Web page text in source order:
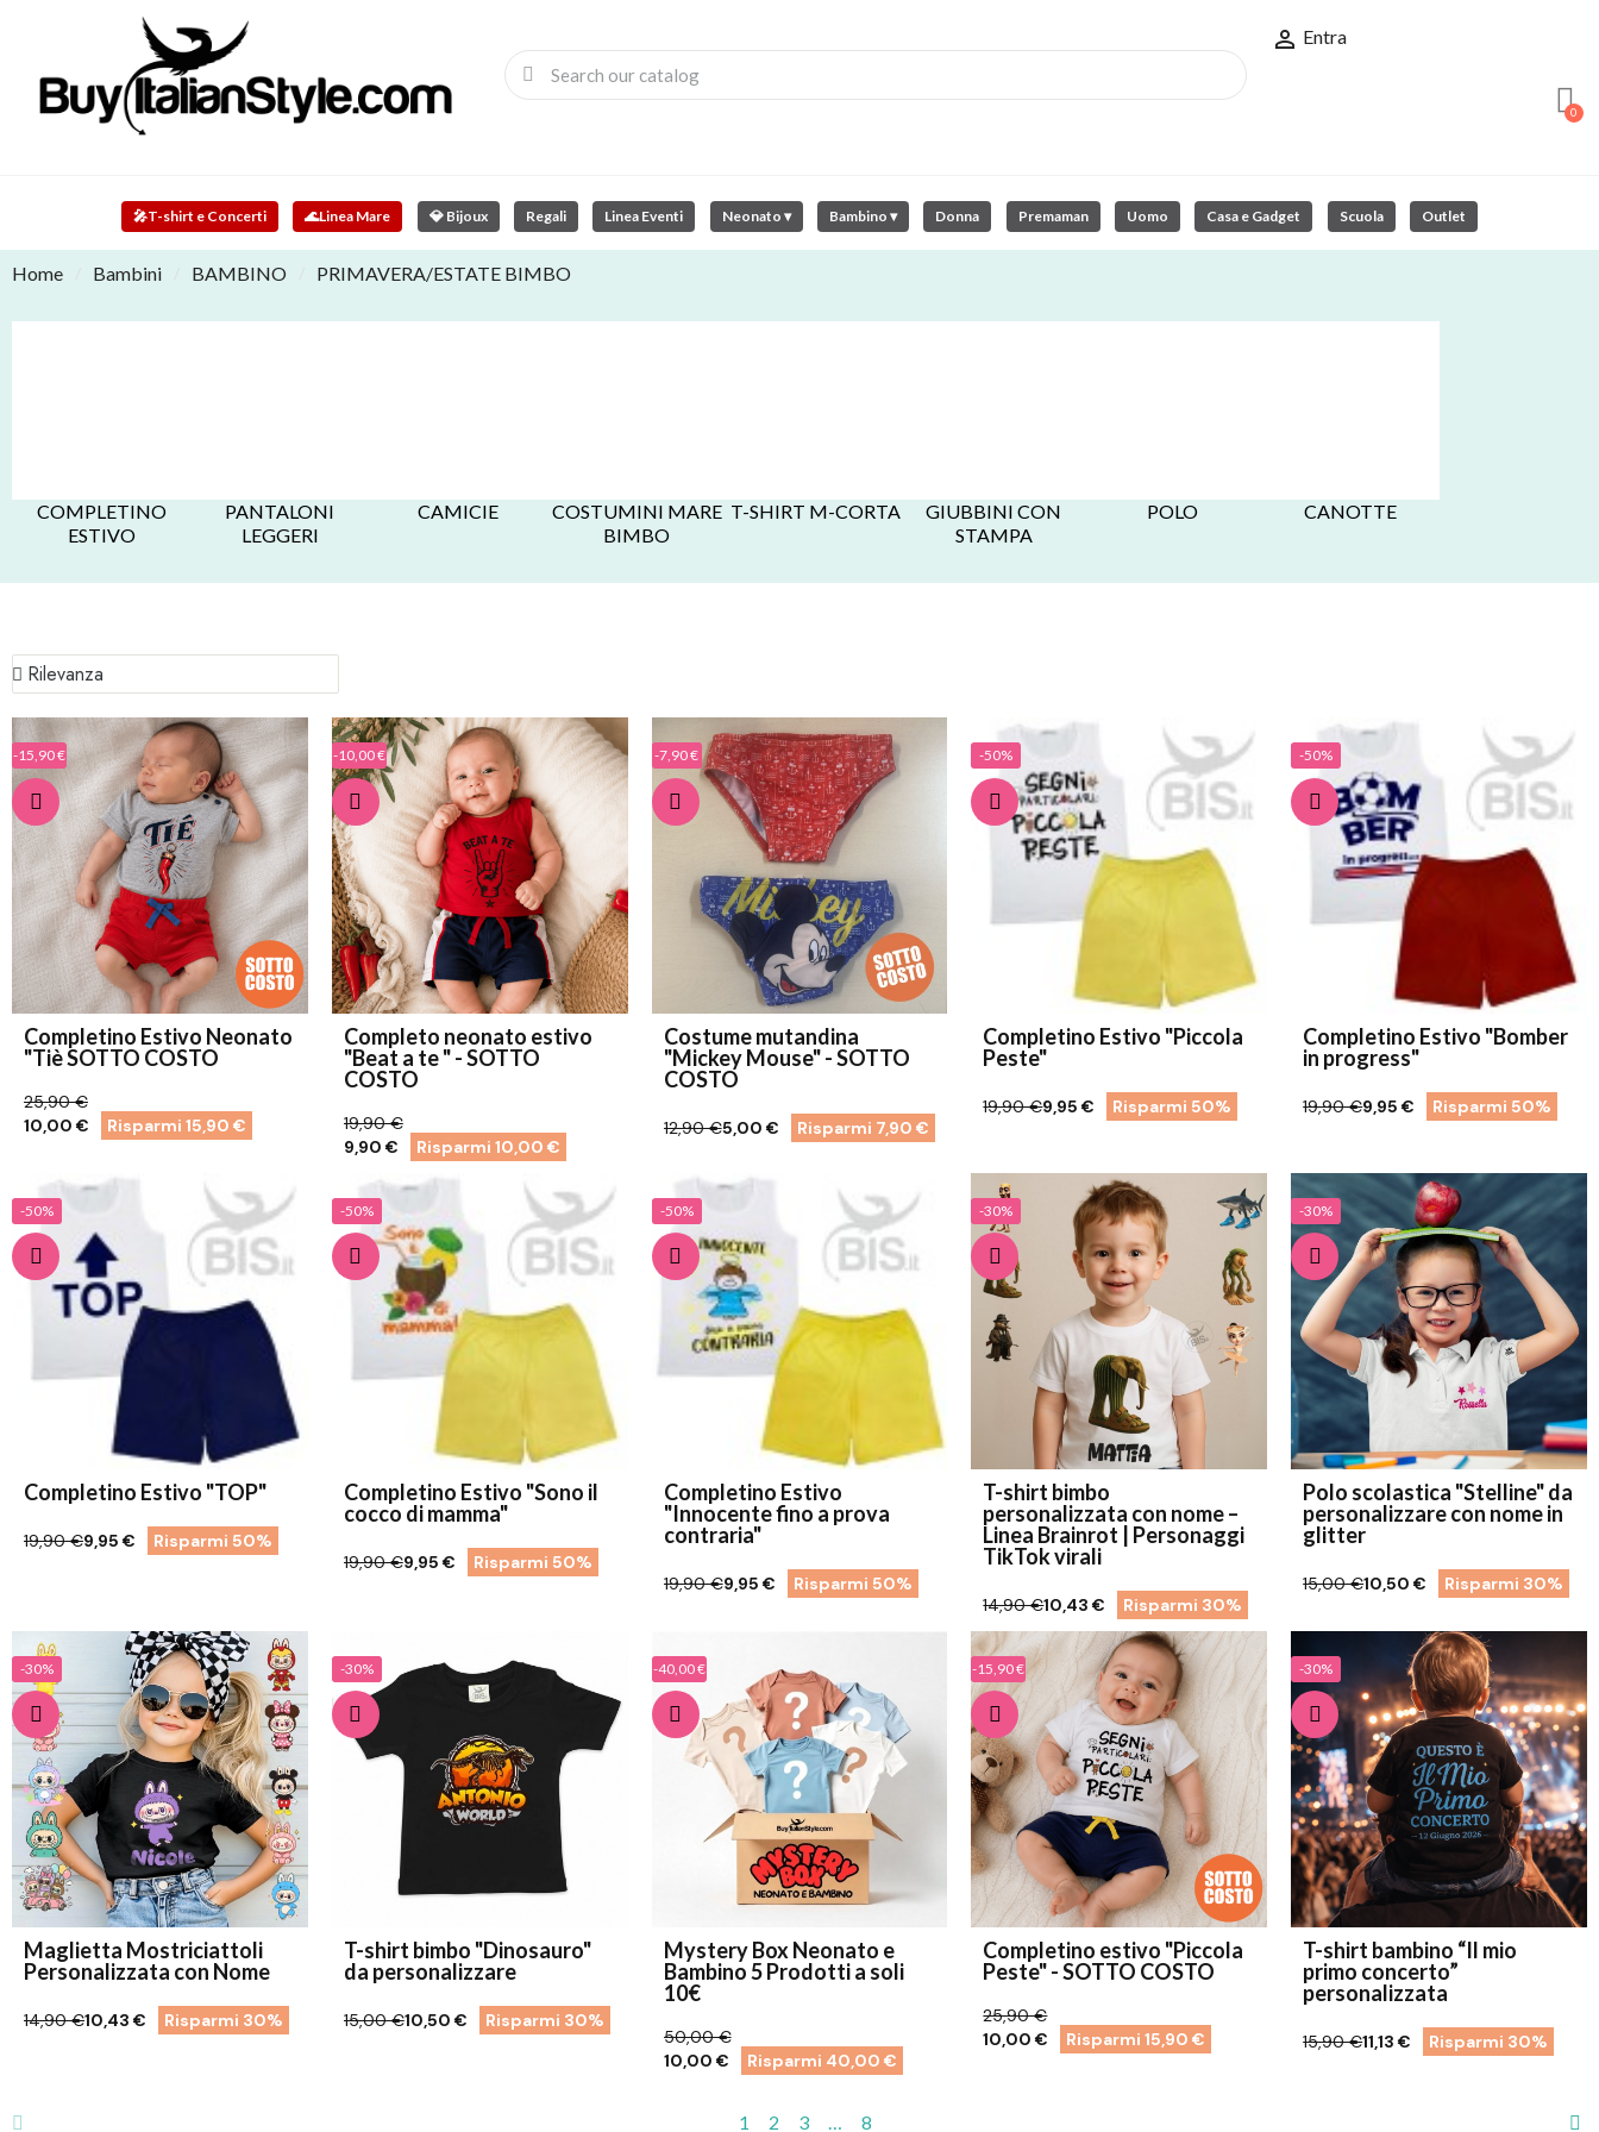
 Entra
🎤T-shirt e Concerti 🌊Linea Mare 💎 Bijoux Regali Linea Eventi Neonato ▾ Bambino ▾ Donna Premaman Uomo Casa e Gadget Scuola Outlet
Home Bambini BAMBINO PRIMAVERA/ESTATE BIMBO
COMPLETINO
ESTIVO
PANTALONI
LEGGERI
CAMICIE
COSTUMINI MARE
BIMBO
T-SHIRT M-CORTA
GIUBBINI CON
STAMPA
POLO CANOTTE
-15,90 €
Completino Estivo Neonato
"Tiè SOTTO COSTO
25,90 €
10,00 €
Risparmi 15,90 €
-10,00 €
Completo neonato estivo
"Beat a te " - SOTTO
COSTO
19,90 €
9,90 €
Risparmi 10,00 €
-7,90 €
Costume mutandina
"Mickey Mouse" - SOTTO
COSTO
12,90 €5,00 € Risparmi 7,90 €
-50%
Completino Estivo "Piccola
Peste"
19,90 €9,95 € Risparmi 50%
-50%
Completino Estivo "Bomber
in progress"
19,90 €9,95 € Risparmi 50%
-50%
Completino Estivo "TOP"
19,90 €9,95 € Risparmi 50%
-50%
Completino Estivo "Sono il
cocco di mamma"
19,90 €9,95 € Risparmi 50%
-50%
Completino Estivo
"Innocente fino a prova
contraria"
19,90 €9,95 € Risparmi 50%
-30%
T-shirt bimbo
personalizzata con nome –
Linea Brainrot | Personaggi
TikTok virali
14,90 €10,43 € Risparmi 30%
-30%
Polo scolastica "Stelline" da
personalizzare con nome in
glitter
15,00 €10,50 € Risparmi 30%
-30%
Maglietta Mostriciattoli
Personalizzata con Nome
14,90 €10,43 € Risparmi 30%
-30%
T-shirt bimbo "Dinosauro"
da personalizzare
15,00 €10,50 € Risparmi 30%
-40,00 €
Mystery Box Neonato e
Bambino 5 Prodotti a soli
10€
50,00 €
10,00 €
Risparmi 40,00 €
-15,90 €
Completino estivo "Piccola
Peste" - SOTTO COSTO
25,90 €
10,00 €
Risparmi 15,90 €
-30%
T-shirt bambino “Il mio
primo concerto”
personalizzata
15,90 €11,13 € Risparmi 30%
1 2 3 … 8